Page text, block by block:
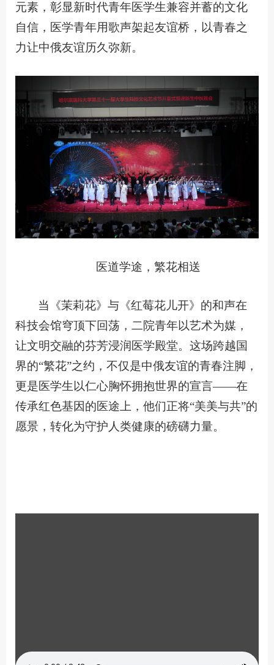
元素，彰显新时代青年医学生兼容并蓄的文化
自信，医学青年用歌声架起友谊桥，以青春之
力让中俄友谊历久弥新。
医道学途，繁花相送
当《茉莉花》与《红莓花儿开》的和声在
科技会馆穹顶下回荡，二院青年以艺术为媒，
让文明交融的芬芳浸润医学殿堂。这场跨越国
界的“繁花”之约，不仅是中俄友谊的青春注脚，
更是医学生以仁心胸怀拥抱世界的宣言——在
传承红色基因的医途上，他们正将“美美与共”的
愿景，转化为守护人类健康的磅礴力量。